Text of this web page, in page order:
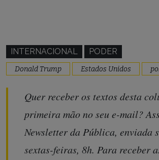
INTERNACIONAL PODER
Donald Trump Estados Unidos
Quer receber os textos desta
primeira mão no seu e-mail?
Newsletter da Pública, enviada
sextas-feiras, 8h. Para receber